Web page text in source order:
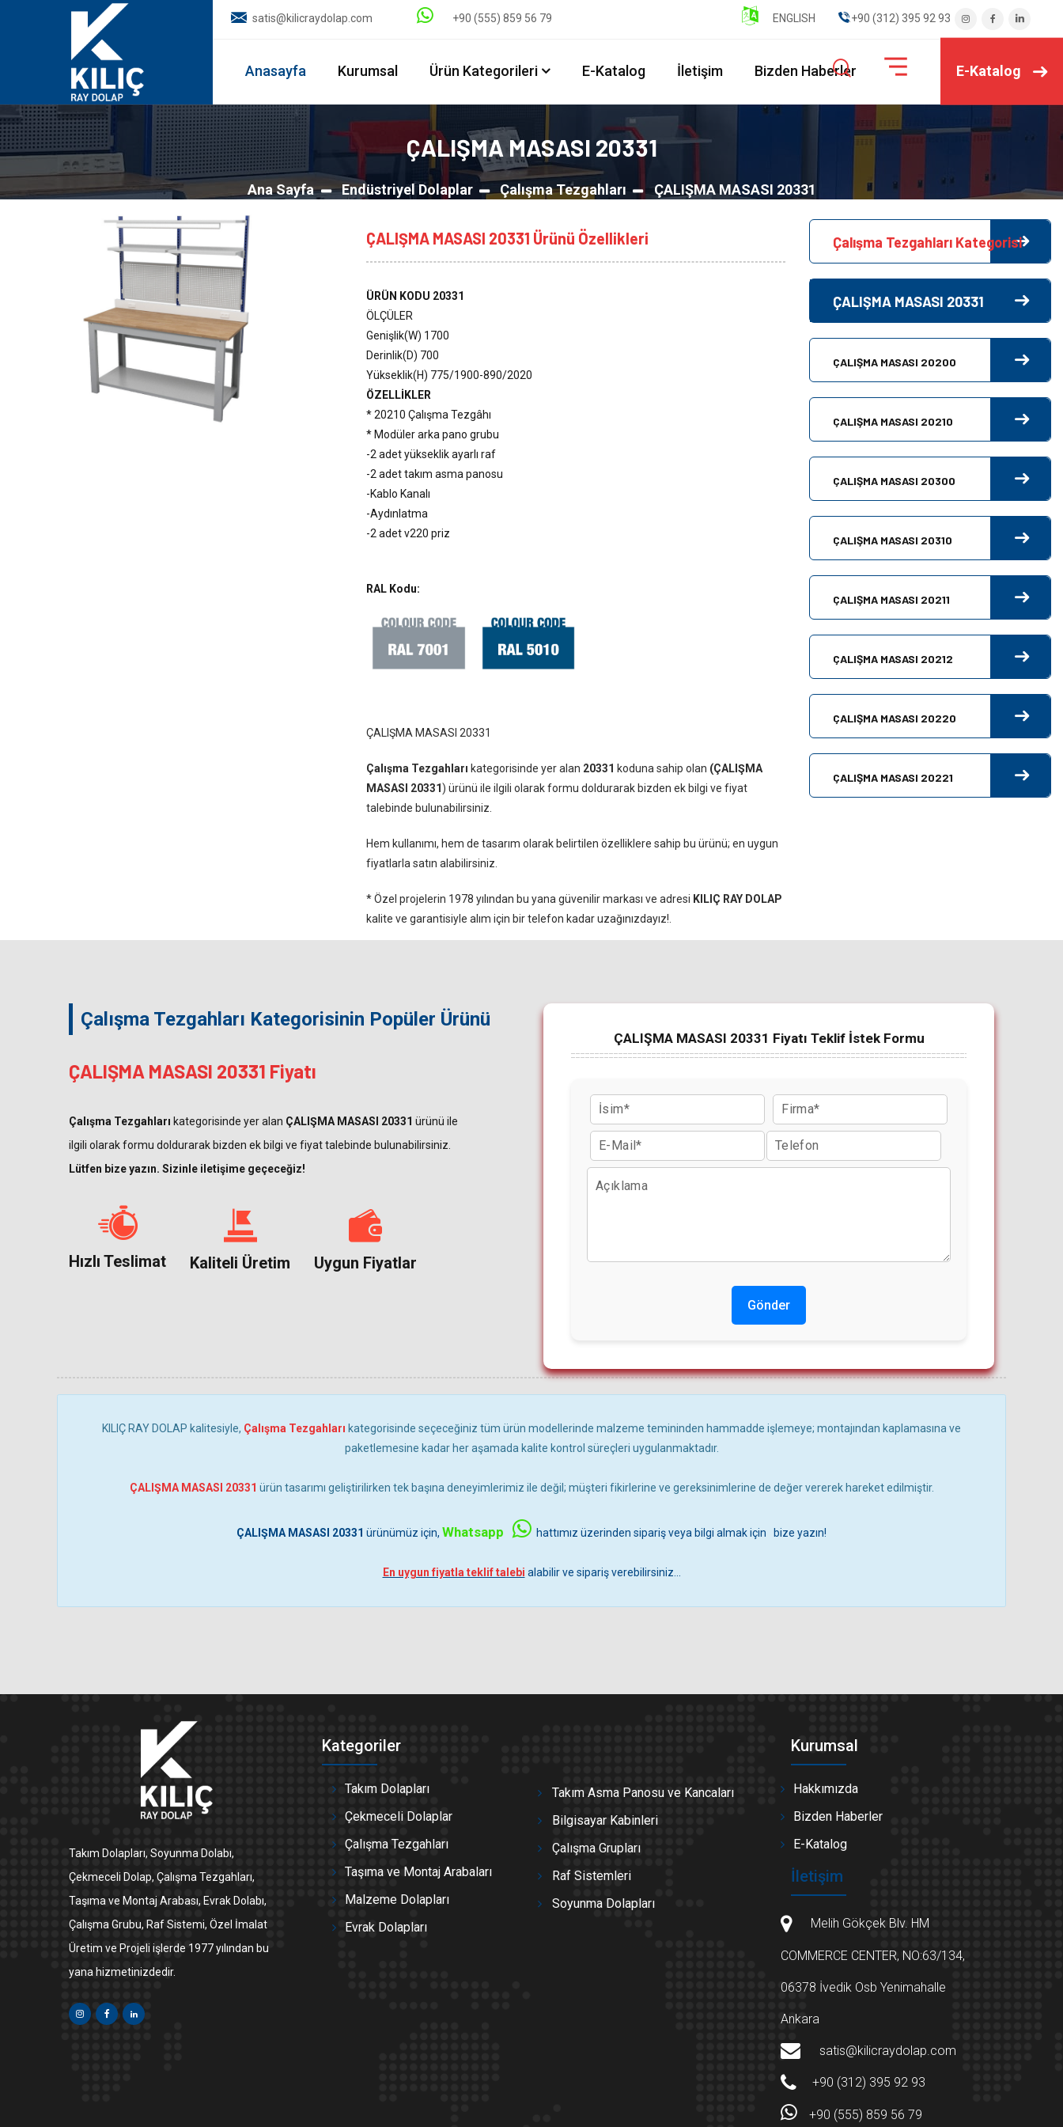
satis@kilicraydolap.com +90 (555) 859 56 79 ENGLISH " ".+90 (312) 395 92 93
Anasayfa Kurumsal Ürün Kategorileri E-Katalog İletişim Bizden Haberler E-Katalog
ÇALIŞMA MASASI 20331
Ana Sayfa Endüstriyel Dolaplar Çalışma Tezgahları ÇALIŞMA MASASI 20331
ÇALIŞMA MASASI 20331 Ürünü Özellikleri
ÜRÜN KODU 20331
ÖLÇÜLER
Genişlik(W) 1700
Derinlik(D) 700
Yükseklik(H) 775/1900-890/2020
ÖZELLİKLER
* 20210 Çalışma Tezgâhı
* Modüler arka pano grubu
-2 adet yükseklik ayarlı raf
-2 adet takım asma panosu
-Kablo Kanalı
-Aydınlatma
-2 adet v220 priz
RAL Kodu:
ÇALIŞMA MASASI 20331
Çalışma Tezgahları kategorisinde yer alan 20331 koduna sahip olan (ÇALIŞMA
MASASI 20331) ürünü ile ilgili olarak formu doldurarak bizden ek bilgi ve fiyat
talebinde bulunabilirsiniz.
Hem kullanımı, hem de tasarım olarak belirtilen özelliklere sahip bu ürünü; en uygun
fiyatlarla satın alabilirsiniz.
* Özel projelerin 1978 yılından bu yana güvenilir markası ve adresi KILIÇ RAY DOLAP
kalite ve garantisiyle alım için bir telefon kadar uzağınızdayız!.
Çalışma Tezgahları Kategorisi
ÇALIŞMA MASASI 20331
ÇALIŞMA MASASI 20200
ÇALIŞMA MASASI 20210
ÇALIŞMA MASASI 20300
ÇALIŞMA MASASI 20310
ÇALIŞMA MASASI 20211
ÇALIŞMA MASASI 20212
ÇALIŞMA MASASI 20220
ÇALIŞMA MASASI 20221
Çalışma Tezgahları Kategorisinin Popüler Ürünü
ÇALIŞMA MASASI 20331 Fiyatı
Çalışma Tezgahları kategorisinde yer alan ÇALIŞMA MASASI 20331 ürünü ile
ilgili olarak formu doldurarak bizden ek bilgi ve fiyat talebinde bulunabilirsiniz.
Lütfen bize yazın. Sizinle iletişime geçeceğiz!
Hızlı Teslimat Kaliteli Üretim Uygun Fiyatlar
ÇALIŞMA MASASI 20331 Fiyatı Teklif İstek Formu
Gönder
KILIÇ RAY DOLAP kalitesiyle, Çalışma Tezgahları kategorisinde seçeceğiniz tüm ürün modellerinde malzeme temininden hammadde işlemeye; montajından kaplamasına ve
paketlemesine kadar her aşamada kalite kontrol süreçleri uygulanmaktadır.
ÇALIŞMA MASASI 20331 ürün tasarımı geliştirilirken tek başına deneyimlerimiz ile değil; müşteri fikirlerine ve gereksinimlerine de değer vererek hareket edilmiştir.
ÇALIŞMA MASASI 20331 ürünümüz için, Whatsapp hattımız üzerinden sipariş veya bilgi almak için bize yazın!
En uygun fiyatla teklif talebi alabilir ve sipariş verebilirsiniz...
Takım Dolapları, Soyunma Dolabı,
Çekmeceli Dolap, Çalışma Tezgahları,
Taşıma ve Montaj Arabası, Evrak Dolabı,
Çalışma Grubu, Raf Sistemi, Özel İmalat
Üretim ve Projeli işlerde 1977 yılından bu
yana hizmetinizdedir.
Kategoriler
Takım Dolapları
Çekmeceli Dolaplar
Çalışma Tezgahları
Taşıma ve Montaj Arabaları
Malzeme Dolapları
Evrak Dolapları
Takım Asma Panosu ve Kancaları
Bilgisayar Kabinleri
Çalışma Grupları
Raf Sistemleri
Soyunma Dolapları
Kurumsal
Hakkımızda
Bizden Haberler
E-Katalog
İletişim
Melih Gökçek Blv. HM
COMMERCE CENTER, NO:63/134,
06378 İvedik Osb Yenimahalle
Ankara
satis@kilicraydolap.com
+90 (312) 395 92 93
+90 (555) 859 56 79